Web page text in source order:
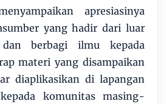
apresiasinya
yang hadir dari luar
berbagi ilmu kepada
materi yang disampaikan
diaplikasikan di lapangan
komunitas masing-